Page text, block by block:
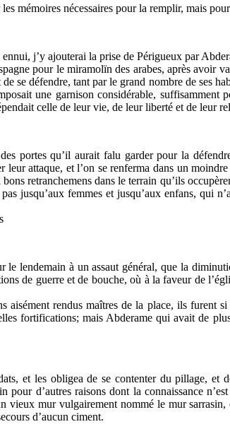
mémoires nécessaires pour la remplir, mais pour
j’y ajouterai la prise de Périgueux par
pour le miramolïn des arabes, après avoir
se défendre, tant par le grand nombre de ses
une garnison considérable,
celle de leur vie, de leur liberté et de leur
portes qu’il aurait falu garder pour la
attaque, et l’on se renferma dans un
retranchemens dans le terrain qu’ils
jusqu’aux femmes et jusqu’aux enfans, qui
le lendemain à un assaut général, que la
de guerre et de bouche, où à la faveur de
aisément rendus maîtres de la place, ils
fortifications; mais Abderame qui avait de
et les obligea de se contenter du pillage,
pour d’autres raisons dont la connaissance
mur vulgairement nommé le mur
d’aucun ciment.